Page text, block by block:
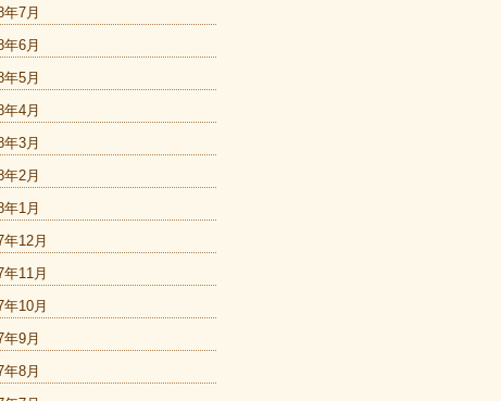
年7月
年6月
年5月
年4月
年3月
年2月
年1月
年12月
年11月
年10月
年9月
年8月